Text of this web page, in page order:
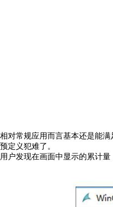
相对常规应用而言基本还是能
预定义犯难了。
用户发现在画面中显示的累计